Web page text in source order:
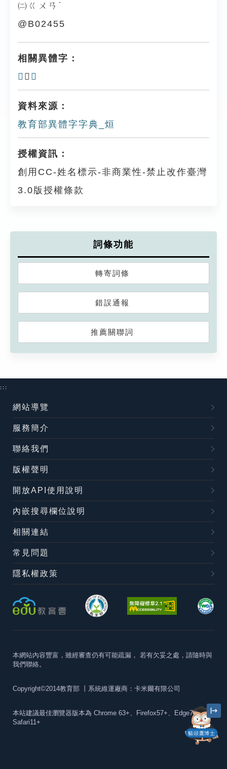
㈡ㄍㄨㄢˋ
@B02455
相關異體字：
𤉑 、 𤌓
資料來源：
教育部異體字字典_烜
授權資訊：
創用CC-姓名標示-非商業性-禁止改作臺灣
3.0版授權條款
詞條功能
轉寄詞條
錯誤通報
推薦關聯詞
貓頭鷹博士
:::
網站導覽
服務簡介
聯絡我們
版權聲明
開放API使用說明
內嵌搜尋欄位說明
相關連結
常見問題
隱私權政策
本網站內容豐富，雖經審查仍有可能疏漏， 若有欠妥之處，請隨時與
我們聯絡。
Copyright©2014教育部 丨系統維運廠商：卡米爾有限公司
本站建議最佳瀏覽器版本為 Chrome 63+、Firefox57+、Edge79+及
Safari11+